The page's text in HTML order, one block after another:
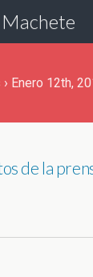
Machete
Enero 12th,
de la